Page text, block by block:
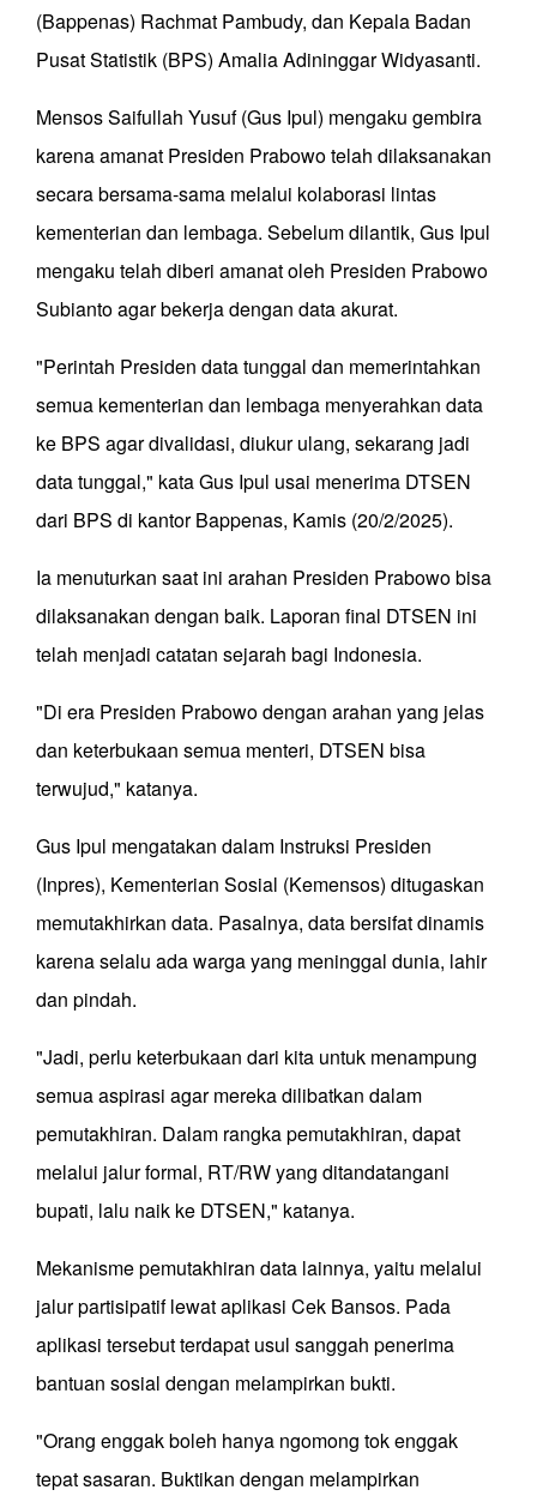
(Bappenas) Rachmat Pambudy, dan Kepala Badan
Pusat Statistik (BPS) Amalia Adininggar Widyasanti.
Mensos Saifullah Yusuf (Gus Ipul) mengaku gembira
karena amanat Presiden Prabowo telah dilaksanakan
secara bersama-sama melalui kolaborasi lintas
kementerian dan lembaga. Sebelum dilantik, Gus Ipul
mengaku telah diberi amanat oleh Presiden Prabowo
Subianto agar bekerja dengan data akurat.
"Perintah Presiden data tunggal dan memerintahkan
semua kementerian dan lembaga menyerahkan data
ke BPS agar divalidasi, diukur ulang, sekarang jadi
data tunggal," kata Gus Ipul usai menerima DTSEN
dari BPS di kantor Bappenas, Kamis (20/2/2025).
Ia menuturkan saat ini arahan Presiden Prabowo bisa
dilaksanakan dengan baik. Laporan final DTSEN ini
telah menjadi catatan sejarah bagi Indonesia.
"Di era Presiden Prabowo dengan arahan yang jelas
dan keterbukaan semua menteri, DTSEN bisa
terwujud," katanya.
Gus Ipul mengatakan dalam Instruksi Presiden
(Inpres), Kementerian Sosial (Kemensos) ditugaskan
memutakhirkan data. Pasalnya, data bersifat dinamis
karena selalu ada warga yang meninggal dunia, lahir
dan pindah.
"Jadi, perlu keterbukaan dari kita untuk menampung
semua aspirasi agar mereka dilibatkan dalam
pemutakhiran. Dalam rangka pemutakhiran, dapat
melalui jalur formal, RT/RW yang ditandatangani
bupati, lalu naik ke DTSEN," katanya.
Mekanisme pemutakhiran data lainnya, yaitu melalui
jalur partisipatif lewat aplikasi Cek Bansos. Pada
aplikasi tersebut terdapat usul sanggah penerima
bantuan sosial dengan melampirkan bukti.
"Orang enggak boleh hanya ngomong tok enggak
tepat sasaran. Buktikan dengan melampirkan